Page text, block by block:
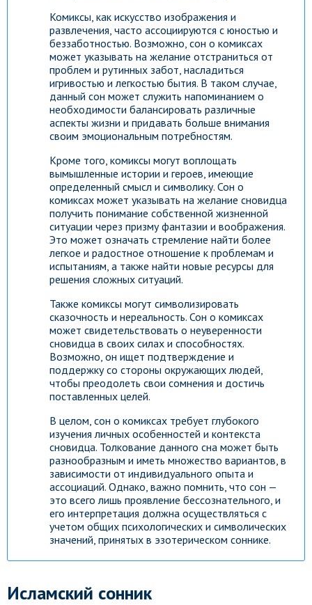
Комиксы, как искусство изображения и
развлечения, часто ассоциируются с юностью и
беззаботностью. Возможно, сон о комиксах
может указывать на желание отстраниться от
проблем и рутинных забот, насладиться
игривостью и легкостью бытия. В таком случае,
данный сон может служить напоминанием о
необходимости балансировать различные
аспекты жизни и придавать больше внимания
своим эмоциональным потребностям.
Кроме того, комиксы могут воплощать
вымышленные истории и героев, имеющие
определенный смысл и символику. Сон о
комиксах может указывать на желание сновидца
получить понимание собственной жизненной
ситуации через призму фантазии и воображения.
Это может означать стремление найти более
легкое и радостное отношение к проблемам и
испытаниям, а также найти новые ресурсы для
решения сложных ситуаций.
Также комиксы могут символизировать
сказочность и нереальность. Сон о комиксах
может свидетельствовать о неуверенности
сновидца в своих силах и способностях.
Возможно, он ищет подтверждение и
поддержку со стороны окружающих людей,
чтобы преодолеть свои сомнения и достичь
поставленных целей.
В целом, сон о комиксах требует глубокого
изучения личных особенностей и контекста
сновидца. Толкование данного сна может быть
разнообразным и иметь множество вариантов, в
зависимости от индивидуального опыта и
ассоциаций. Однако, важно помнить, что сон —
это всего лишь проявление бессознательного, и
его интерпретация должна осуществляться с
учетом общих психологических и символических
значений, принятых в эзотерическом соннике.
Исламский сонник